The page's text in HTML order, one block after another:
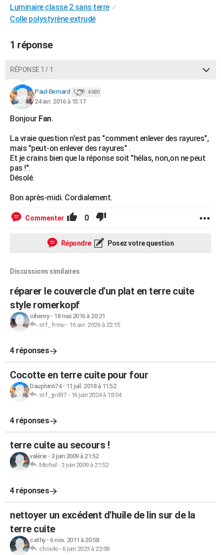
Destinations
City break
Voyage nature
Voyage de noces
Forum
Climat
+PHOTO
BONS PLANS
CARTE DE VOEUX
Carte de Noël
Carte Bonne année
Carte Saint-Valentin
Carte Pâques
Carte d'anniversaire
DICTIONNAIRE
Dictionnaire
Biographies
Citations
Expressions
Proverbes
S'inscrire
Se connecter
Lycées
Collèges
Primaires
Universités
Entreprises
Service militaire
Avis de recherche
AVIS DE DÉCÈS
FORUM
Luminaire classe 2 sans terre ✓
Colle polystyrène extrudé
1 réponse
RÉPONSE 1 / 1
Paul-Bernard 4 680
24 avr. 2016 à 15:17
Bonjour Fan.
La vraie question n'est pas "comment enlever des rayures",
mais "peut-on enlever des rayures" .
Et je crains bien que la réponse soit "hélas, non,on ne peut
pas !".
Désolé.
Bon après-midi. Cordialement.
Commenter 0
Répondre Posez votre question
Discussions similaires
réparer le couvercle d'un plat en terre cuite
style romerkopf
oihenry- 18 mai 2016 à 20:21
stf_frmu- 16 avr. 2026 à 22:15
4 réponses
Cocotte en terre cuite pour four
Dauphin674- 11 juil. 2018 à 11:52
stf_jpd87- 16 juin 2024 à 18:04
4 réponses
terre cuite au secours !
valérie- 3 juin 2009 à 21:52
Michel - 3 juin 2009 à 21:52
4 réponses
nettoyer un excédent d'huile de lin sur de la
terre cuite
cathy- 6 nov. 2011 à 20:58
chooki- 6 juin 2023 à 22:08